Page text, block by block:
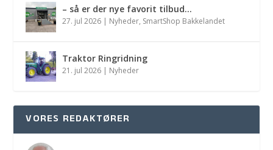
– så er der nye favorit tilbud…
27. jul 2026 | Nyheder, SmartShop Bakkelandet
Traktor Ringridning
21. jul 2026 | Nyheder
VORES REDAKTØRER